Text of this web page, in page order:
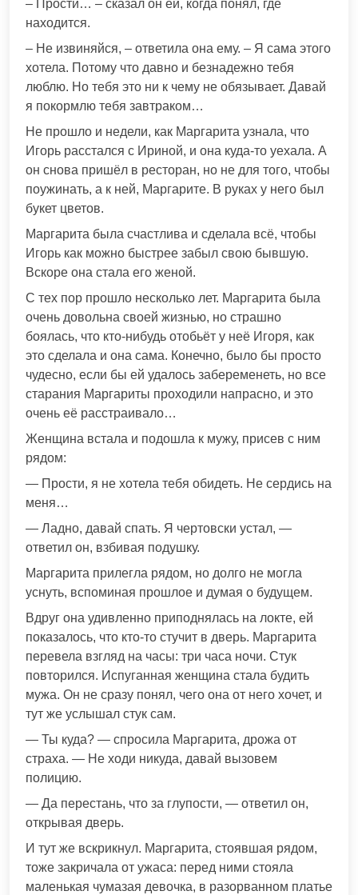
– Прости… – сказал он ей, когда понял, где
находится.
– Не извиняйся, – ответила она ему. – Я сама этого
хотела. Потому что давно и безнадежно тебя
люблю. Но тебя это ни к чему не обязывает. Давай
я покормлю тебя завтраком…
Не прошло и недели, как Маргарита узнала, что
Игорь расстался с Ириной, и она куда-то уехала. А
он снова пришёл в ресторан, но не для того, чтобы
поужинать, а к ней, Маргарите. В руках у него был
букет цветов.
Маргарита была счастлива и сделала всё, чтобы
Игорь как можно быстрее забыл свою бывшую.
Вскоре она стала его женой.
С тех пор прошло несколько лет. Маргарита была
очень довольна своей жизнью, но страшно
боялась, что кто-нибудь отобьёт у неё Игоря, как
это сделала и она сама. Конечно, было бы просто
чудесно, если бы ей удалось забеременеть, но все
старания Маргариты проходили напрасно, и это
очень её расстраивало…
Женщина встала и подошла к мужу, присев с ним
рядом:
— Прости, я не хотела тебя обидеть. Не сердись на
меня…
— Ладно, давай спать. Я чертовски устал, —
ответил он, взбивая подушку.
Маргарита прилегла рядом, но долго не могла
уснуть, вспоминая прошлое и думая о будущем.
Вдруг она удивленно приподнялась на локте, ей
показалось, что кто-то стучит в дверь. Маргарита
перевела взгляд на часы: три часа ночи. Стук
повторился. Испуганная женщина стала будить
мужа. Он не сразу понял, чего она от него хочет, и
тут же услышал стук сам.
— Ты куда? — спросила Маргарита, дрожа от
страха. — Не ходи никуда, давай вызовем
полицию.
— Да перестань, что за глупости, — ответил он,
открывая дверь.
И тут же вскрикнул. Маргарита, стоявшая рядом,
тоже закричала от ужаса: перед ними стояла
маленькая чумазая девочка, в разорванном платье